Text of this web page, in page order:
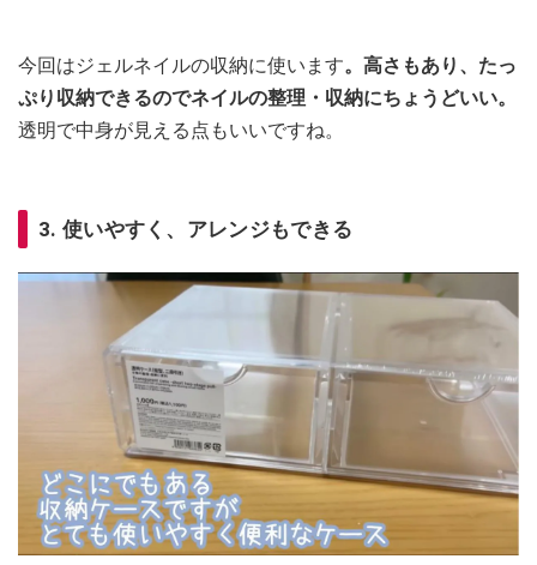
今回はジェルネイルの収納に使います。高さもあり、たっ
ぷり収納できるのでネイルの整理・収納にちょうどいい。
透明で中身が見える点もいいですね。
3. 使いやすく、アレンジもできる